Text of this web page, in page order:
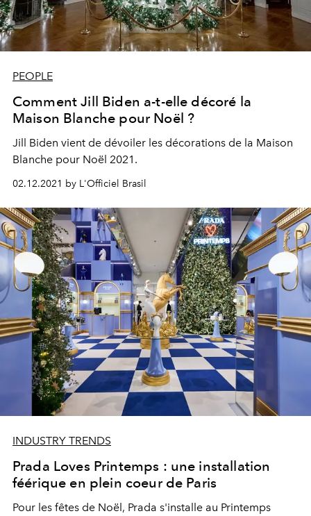
PEOPLE
Comment Jill Biden a-t-elle décoré la
Maison Blanche pour Noël ?
Jill Biden vient de dévoiler les décorations de la Maison
Blanche pour Noël 2021.
02.12.2021 by L'Officiel Brasil
INDUSTRY TRENDS
Prada Loves Printemps : une installation
féérique en plein coeur de Paris
Pour les fêtes de Noël, Prada s'installe au Printemps